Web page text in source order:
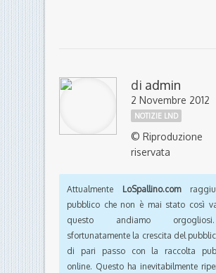
di admin
2 Novembre 2012
NOTIZIE LND
© Riproduzione
riservata
Attualmente LoSpallino.com
pubblico che non è mai stato così
questo andiamo
sfortunatamente la crescita del
di pari passo con la raccolta
online. Questo ha inevitabilmente